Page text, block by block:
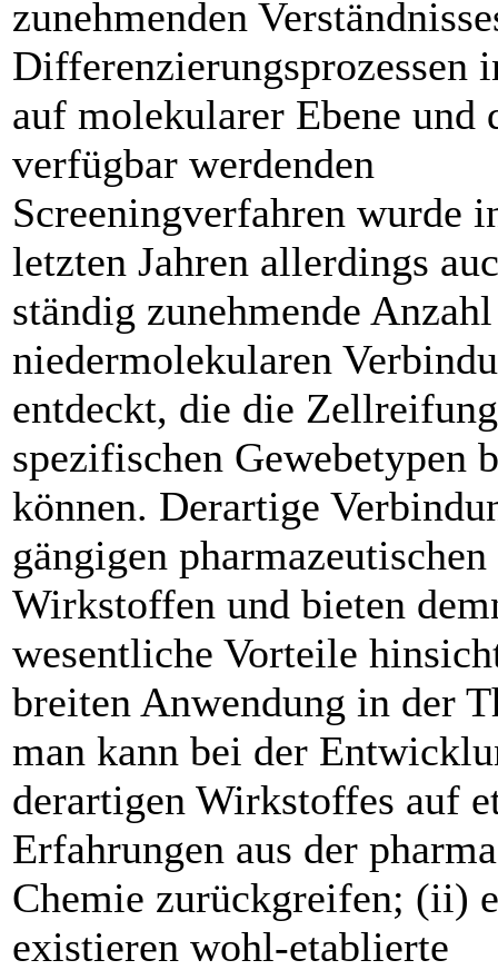
zunehmenden
Differenzierungsprozessen
auf molekularer Ebene und
verfügbar werdenden
Screeningverfahren wurde
letzten Jahren allerdings
ständig zunehmende
niedermolekularen
entdeckt, die die
spezifischen Gewebetypen
können. Derartige
gängigen pharmazeutischen
Wirkstoffen und bieten
wesentliche Vorteile
breiten Anwendung in der
man kann bei der
derartigen Wirkstoffes auf
Erfahrungen aus der
Chemie zurückgreifen; (ii)
existieren wohl-etablierte